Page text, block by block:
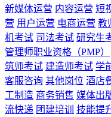
新媒体运营 内容运营 短
营 用户运营 电商运营 教
机考试 司法考试 研究生
管理师职业资格（PMP）
筑师考试 建造师考试 学
客服咨询 其他岗位 酒店
工制造 商务销售 媒体出
流快递 团建培训 技能提